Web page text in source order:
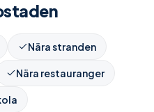
Nära stranden
Nära restauranger